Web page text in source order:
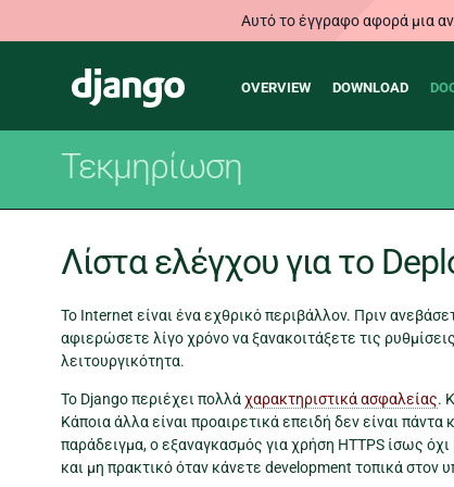
Αυτό το έγγραφο αφορά μια
Django
Main
OVERVIEW DOWNLOAD
Τεκμηρίωση
Λίστα ελέγχου για το
Το Internet είναι ένα εχθρικό περιβάλλον. Πριν
αφιερώσετε λίγο χρόνο να ξανακοιτάξετε τις
λειτουργικότητα.
Το Django περιέχει πολλάχαρακτηριστικά ασφαλείας.
Κάποια άλλα είναι προαιρετικά επειδή δεν είναι
παράδειγμα, ο εξαναγκασμός για χρήση HTTPS ίσως
και μη πρακτικό όταν κάνετε development τοπικά στον